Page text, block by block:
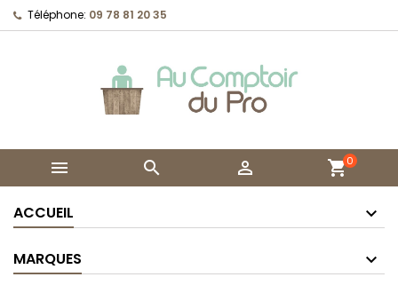
Téléphone: 09 78 81 20 35
   shopping_cart0
ACCUEIL
MARQUES